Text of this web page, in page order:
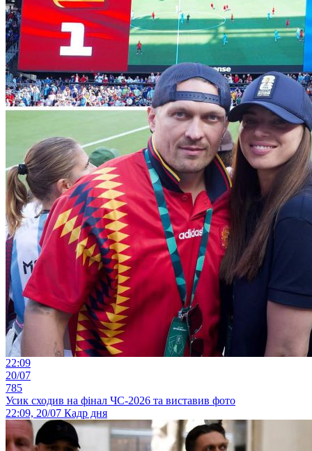
22:09
20/07
785
Усик сходив на фінал ЧС-2026 та виставив фото
22:09, 20/07 Кадр дня